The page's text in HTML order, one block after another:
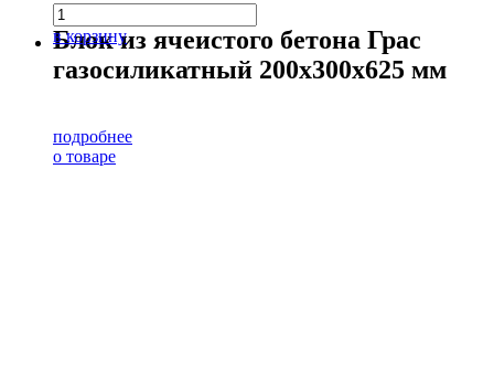
в корзину
Блок из ячеистого бетона Грас
газосиликатный 200х300х625 мм
подробнее
о товаре